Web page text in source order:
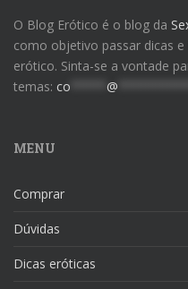
O Blog Erótico é o blog da
como objetivo passar dicas
erótico. Sinta-se a vontade
temas: co @
MENU
Comprar
Dúvidas
Dicas eróticas